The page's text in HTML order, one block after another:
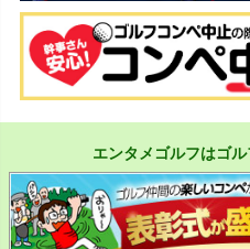
エンタメゴルフはゴ